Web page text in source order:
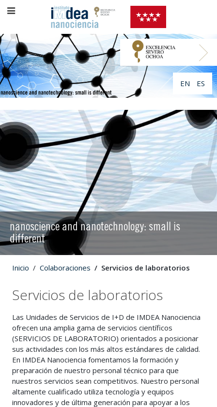
EN ES
nanoscience and nanotechnology: small is
different
Inicio Colaboraciones Servicios de laboratorios
Servicios de laboratorios
Las Unidades de Servicios de I+D de IMDEA Nanociencia
ofrecen una amplia gama de servicios científicos
(SERVICIOS DE LABORATORIO) orientados a posicionar
sus actividades con los más altos estándares de calidad.
En IMDEA Nanociencia fomentamos la formación y
preparación de nuestro personal técnico para que
nuestros servicios sean competitivos. Nuestro personal
altamente cualificado utiliza tecnología y equipos
innovadores y de última generación para apoyar a los